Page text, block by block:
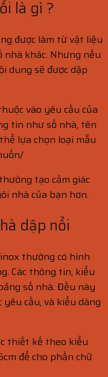
là gì ?
được làm từ vật liệu
nhà khác. Nhưng nếu
dung sẽ được dập
vào yêu cầu của
tin như số nhà, tên
lựa chọn loại mẫu
tạo cảm giác
nhà của bạn hơn.
dập nổi
thường có hình
Các thông tin, kiểu
số nhà. Đều này
cầu, và kiểu dáng
thiết kế theo kiểu
để cho phần chữ